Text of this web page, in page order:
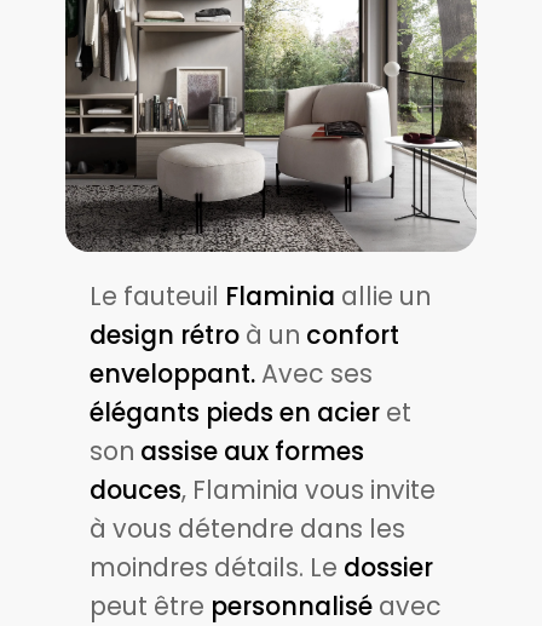
Le fauteuil Flaminia allie un
design rétro à un confort
enveloppant. Avec ses
élégants pieds en acier et
son assise aux formes
douces, Flaminia vous invite
à vous détendre dans les
moindres détails. Le dossier
peut être personnalisé avec